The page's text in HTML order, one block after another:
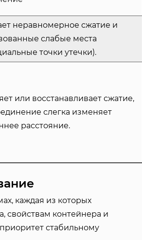
неравномерное сжатие и
слабые места
точки утечки).
или восстанавливает сжатие,
слегка изменяет
расстояние.
каждая из которых
свойствам контейнера и
стабильному